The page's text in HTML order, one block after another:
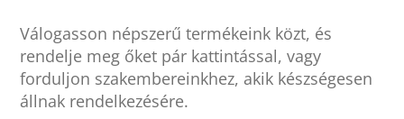
Válogasson népszerű termékeink közt, és
rendelje meg őket pár kattintással, vagy
forduljon szakembereinkhez, akik készségesen
állnak rendelkezésére.